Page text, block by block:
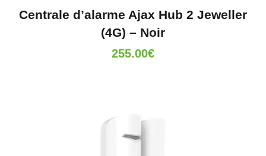
Centrale d’alarme Ajax Hub 2 Jeweller
(4G) – Noir
255.00€